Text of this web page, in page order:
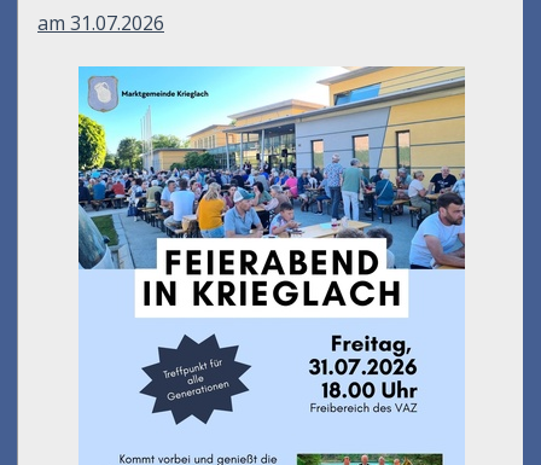
am 31.07.2026